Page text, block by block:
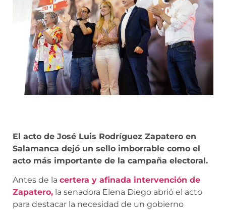
El acto de José Luis Rodríguez Zapatero en
Salamanca dejó un sello imborrable como el
acto más importante de la campaña electoral.
Antes de la certera y afinada intervención de
Zapatero, la senadora Elena Diego abrió el acto
para destacar la necesidad de un gobierno